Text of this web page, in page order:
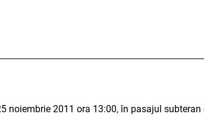
noiembrie 2011 ora 13:00, în pasajul